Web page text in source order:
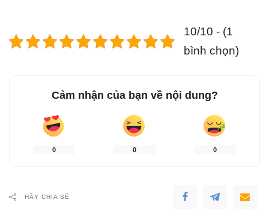
10/10 - (1
bình chọn)
Cảm nhận của bạn về nội dung?
0 0 0
HÃY CHIA SẺ